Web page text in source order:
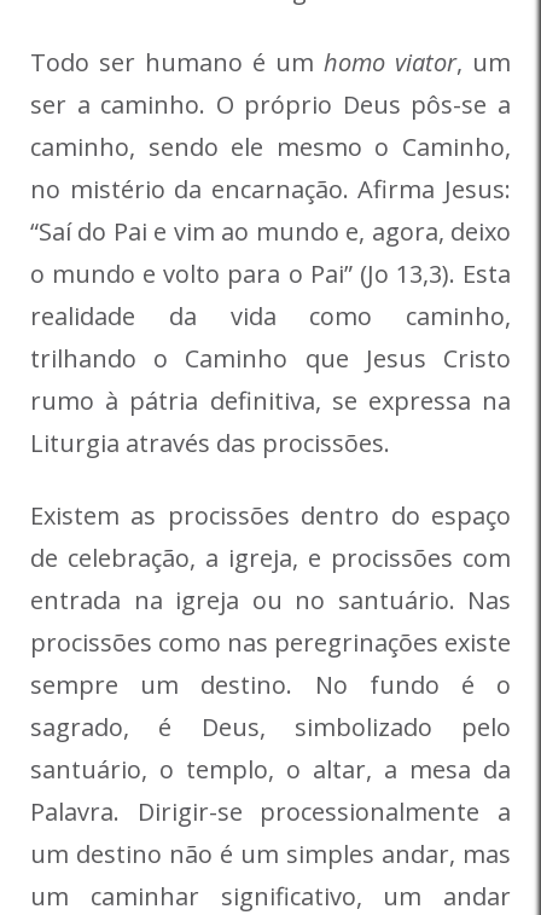
Todo ser humano é um homo viator, um
ser a caminho. O próprio Deus pôs-se a
caminho, sendo ele mesmo o Caminho,
no mistério da encarnação. Afirma Jesus:
“Saí do Pai e vim ao mundo e, agora, deixo
o mundo e volto para o Pai” (Jo 13,3). Esta
realidade da vida como caminho,
trilhando o Caminho que Jesus Cristo
rumo à pátria definitiva, se expressa na
Liturgia através das procissões.
Existem as procissões dentro do espaço
de celebração, a igreja, e procissões com
entrada na igreja ou no santuário. Nas
procissões como nas peregrinações existe
sempre um destino. No fundo é o
sagrado, é Deus, simbolizado pelo
santuário, o templo, o altar, a mesa da
Palavra. Dirigir-se processionalmente a
um destino não é um simples andar, mas
um caminhar significativo, um andar